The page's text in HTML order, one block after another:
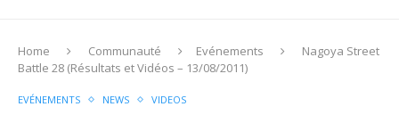
Home Communauté Evénements
Nagoya Street
Battle 28 (Résultats et Vidéos – 13/08/2011)
EVÉNEMENTS NEWS VIDEOS